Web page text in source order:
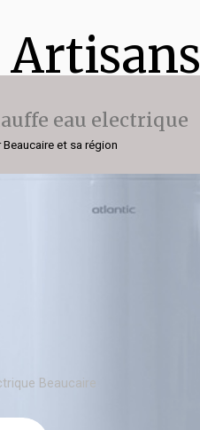
Artisans
eau electrique
et sa région
Beaucaire